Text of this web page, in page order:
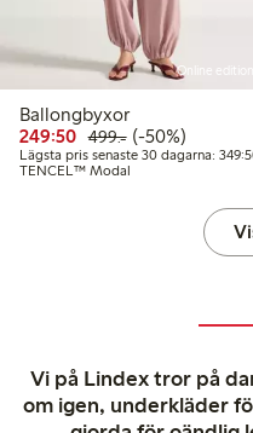
Online edition
Ballongbyxor
249:50 Rabatterat pris:
499:-Ordinarie pris:
50% rabatt
(-50%)
Lägsta pris senaste 30 dagarna:
TENCEL™ Modal
Vi på Lindex tror på
om igen, underkläder